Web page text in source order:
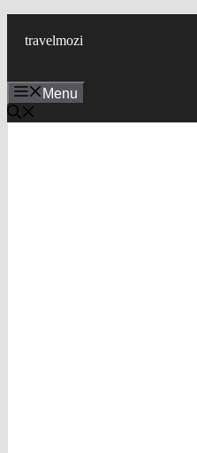
travelmozi
Menu